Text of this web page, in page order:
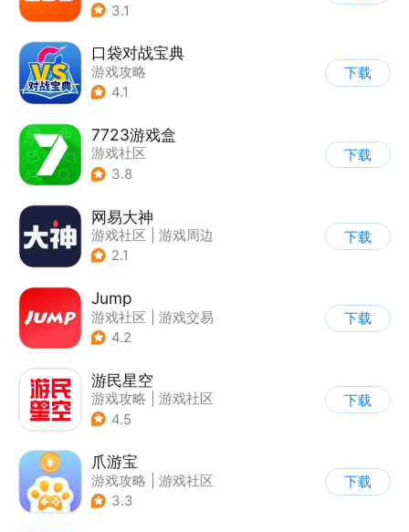
3.1
口袋对战宝典
游戏攻略
4.1
下载
7723游戏盒
游戏社区
3.8
下载
网易大神
游戏社区
游戏周边
2.1
下载
Jump
游戏社区
游戏交易
| 游戏周边
4.2
下载
游民星空
游戏攻略
游戏社区
4.5
下载
爪游宝
游戏攻略
游戏社区
3.3
下载